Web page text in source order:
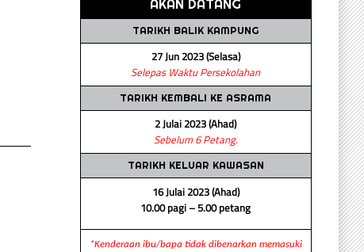
AKAN DATANG
TARIKH BALIK KAMPUNG
27 Jun 2023 (Selasa)
Selepas Waktu Persekolahan
TARIKH KEMBALI KE ASRAMA
2 Julai 2023 (Ahad)
Sebelum 6 Petang.
TARIKH KELUAR KAWASAN
16 Julai 2023 (Ahad)
10.00 pagi – 5.00 petang
*Kenderaan ibu/bapa tidak dibenarkan memasuki